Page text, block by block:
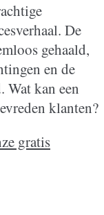
De
gehaald,
en de
Wat kan een
klanten?
gratis